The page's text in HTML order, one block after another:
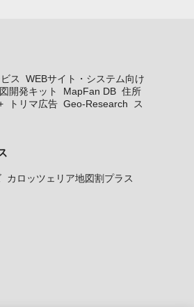
ス
WEBサイト・システム向け
開発キット MapFan DB 住所
トリマ広告 Geo-Research
ス
カロッツェリア地図割プラス